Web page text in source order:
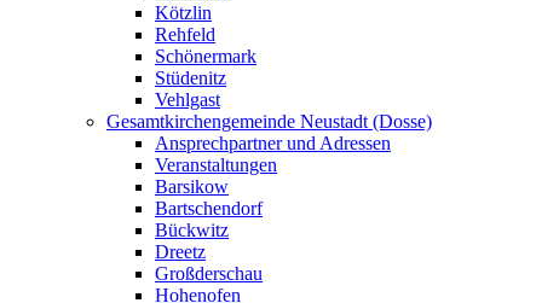
Kötzlin
Rehfeld
Schönermark
Stüdenitz
Vehlgast
Gesamtkirchengemeinde Neustadt (Dosse)
Ansprechpartner und Adressen
Veranstaltungen
Barsikow
Bartschendorf
Bückwitz
Dreetz
Großderschau
Hohenofen